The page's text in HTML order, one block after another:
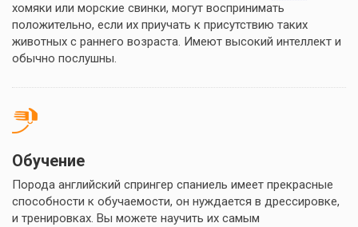
хомяки или морские свинки, могут воспринимать
положительно, если их приучать к присутствию таких
животных с раннего возраста. Имеют высокий интеллект и
обычно послушны.
Обучение
Порода английский спрингер спаниель имеет прекрасные
способности к обучаемости, он нуждается в дрессировке,
и тренировках. Вы можете научить их самым